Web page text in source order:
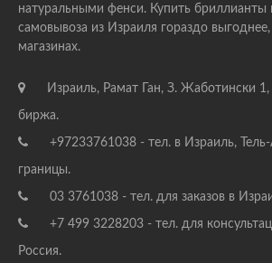
натуральными фенси. Купить бриллианты
самовывоза из Израиля гораздо
магазинах.
Израиль, Рамат Ган, З. Жаботински 1,
биржа.
+97233761038 - тел. в Израиль, Тель-
границы.
03 3761038 - тел. для заказов в
+7 499 3228203 - тел. для
Россия.